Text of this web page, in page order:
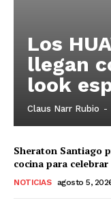
Los
llegan
look
Claus Narr Rubio -
Sheraton Santiago
cocina para
NOTICIAS agosto 5,